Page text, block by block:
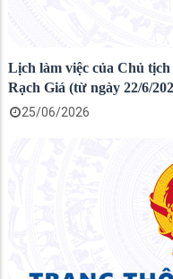
Lịch làm việc của Chủ
Rạch Giá (từ ngày 22/6/
25/06/2026